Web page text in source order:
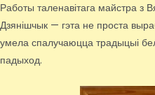
Работы таленавітага майстра з
Дзянішчык — гэта не проста
умела спалучаюцца традыцыі
падыход.